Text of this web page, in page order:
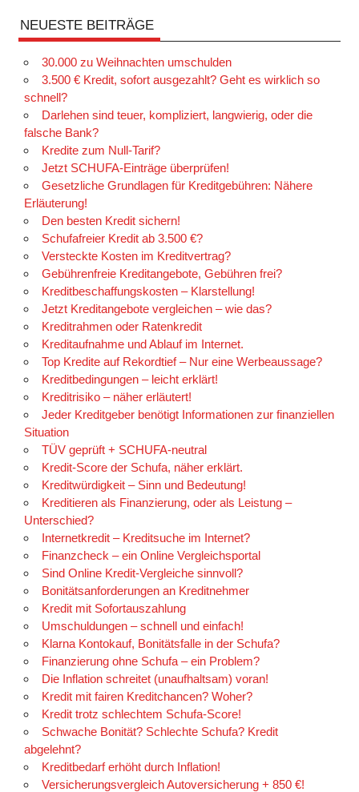
NEUESTE BEITRÄGE
30.000 zu Weihnachten umschulden
3.500 € Kredit, sofort ausgezahlt? Geht es wirklich so
schnell?
Darlehen sind teuer, kompliziert, langwierig, oder die
falsche Bank?
Kredite zum Null-Tarif?
Jetzt SCHUFA-Einträge überprüfen!
Gesetzliche Grundlagen für Kreditgebühren: Nähere
Erläuterung!
Den besten Kredit sichern!
Schufafreier Kredit ab 3.500 €?
Versteckte Kosten im Kreditvertrag?
Gebührenfreie Kreditangebote, Gebühren frei?
Kreditbeschaffungskosten – Klarstellung!
Jetzt Kreditangebote vergleichen – wie das?
Kreditrahmen oder Ratenkredit
Kreditaufnahme und Ablauf im Internet.
Top Kredite auf Rekordtief – Nur eine Werbeaussage?
Kreditbedingungen – leicht erklärt!
Kreditrisiko – näher erläutert!
Jeder Kreditgeber benötigt Informationen zur finanziellen
Situation
TÜV geprüft + SCHUFA-neutral
Kredit-Score der Schufa, näher erklärt.
Kreditwürdigkeit – Sinn und Bedeutung!
Kreditieren als Finanzierung, oder als Leistung –
Unterschied?
Internetkredit – Kreditsuche im Internet?
Finanzcheck – ein Online Vergleichsportal
Sind Online Kredit-Vergleiche sinnvoll?
Bonitätsanforderungen an Kreditnehmer
Kredit mit Sofortauszahlung
Umschuldungen – schnell und einfach!
Klarna Kontokauf, Bonitätsfalle in der Schufa?
Finanzierung ohne Schufa – ein Problem?
Die Inflation schreitet (unaufhaltsam) voran!
Kredit mit fairen Kreditchancen? Woher?
Kredit trotz schlechtem Schufa-Score!
Schwache Bonität? Schlechte Schufa? Kredit
abgelehnt?
Kreditbedarf erhöht durch Inflation!
Versicherungsvergleich Autoversicherung + 850 €!